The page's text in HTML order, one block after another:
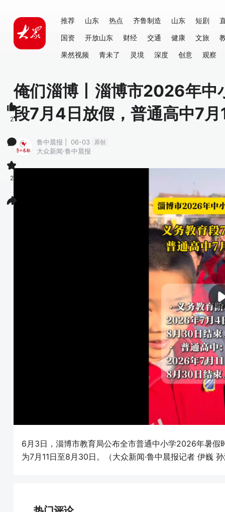
推荐 山东 热点 齐鲁制造 山东 短剧
国资
开放山东 财经 交通 健康 文旅
果然视频
青未了 灵境 深度 创意 观察
俺们淄博丨淄博市2026年中
段7月4日放假，普通高中7月
鲁中晨报 | 06-03 原创
大众新闻·鲁中晨报
6月3日，淄博市教育局公布全市普通中小学2026年暑
为7月11日至8月30日。（大众新闻·鲁中晨报记者 伊巍
2
2